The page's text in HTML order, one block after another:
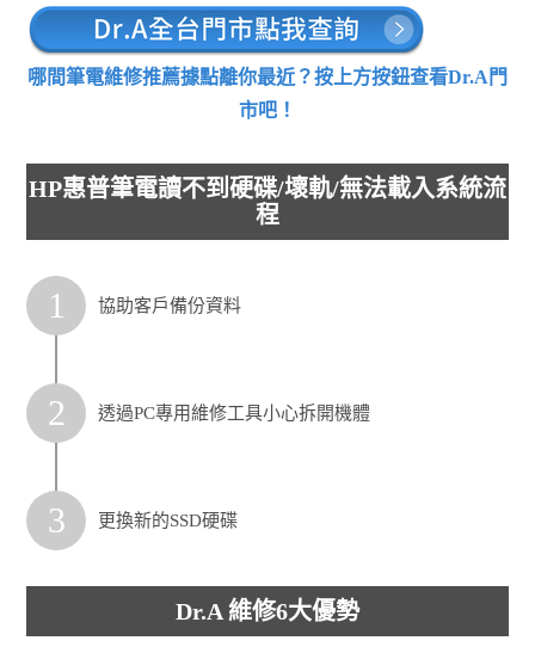
哪間筆電維修推薦據點離你最近？按上方按鈕查看Dr.A門
市吧！
HP惠普筆電讀不到硬碟/壞軌/無法載入系統流
程
1 協助客戶備份資料
2 透過PC專用維修工具小心拆開機體
3 更換新的SSD硬碟
Dr.A 維修6大優勢